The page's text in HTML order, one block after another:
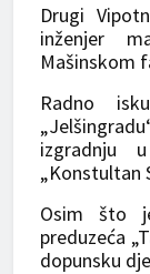
Drugi
inženjer
Mašinskom
Radno
izgradnju
„Konstultan
Osim što
preduzeća
dopunsku